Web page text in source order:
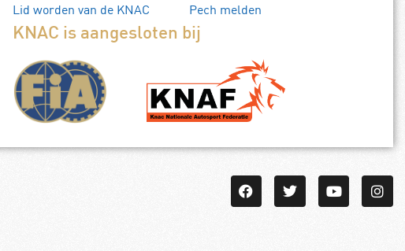
Lid worden van de KNAC
Pech melden
KNAC is aangesloten bij